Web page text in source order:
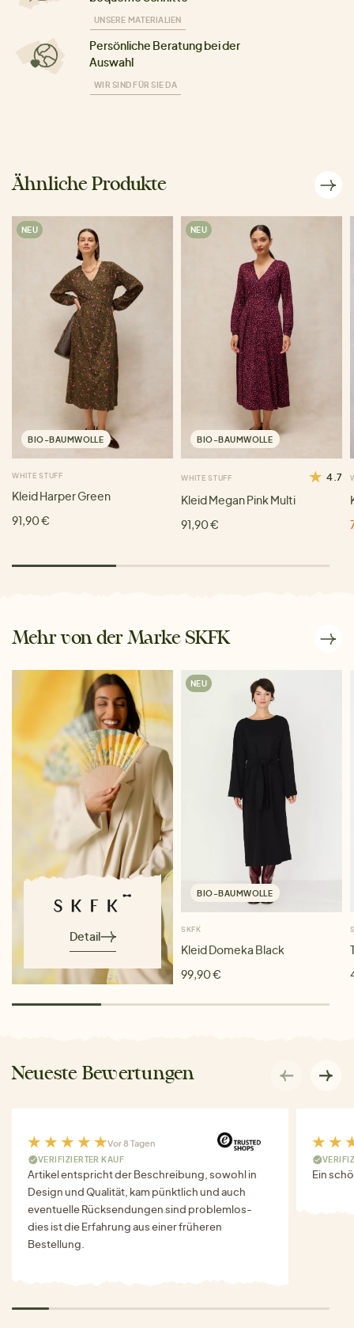
UNSERE MATERIALIEN
Persönliche Beratung bei der
Auswahl
WIR SIND FÜR SIE DA
Ähnliche Produkte
NEU
BIO-BAUMWOLLE
WHITE STUFF
Kleid Harper Green
91,90 €
NEU
BIO-BAUMWOLLE
WHITE STUFF 4.7
Kleid Megan Pink Multi
91,90 €
Mehr von der Marke SKFK
Detail
NEU
BIO-BAUMWOLLE
SKFK
Kleid Domeka Black
99,90 €
Neueste Bewertungen
Vor 8 Tagen
VERIFIZIERTER KAUF
Artikel entspricht der Beschreibung, sowohl in
Design und Qualität, kam pünktlich und auch
eventuelle Rücksendungen sind problemlos-
dies ist die Erfahrung aus einer früheren
Bestellung.
Ein